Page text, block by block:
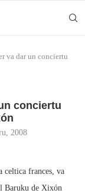
va dar un conciertu
conciertu
2008
celtica frances, va
Baruku de Xixón